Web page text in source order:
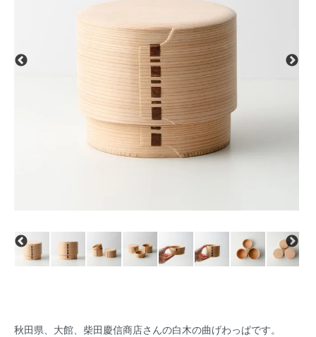
秋田県、大館、柴田慶信商店さんの白木の曲げわっぱです。